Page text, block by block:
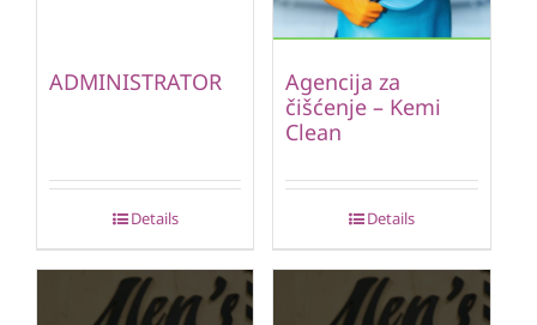
ADMINISTRATOR
Details
Agencija za
čišćenje – Kemi
Clean
Details